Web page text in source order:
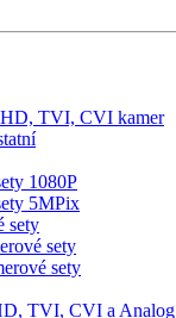
TVI, CVI kamer
1080P
5MPix
sety
sety
sety
TVI, CVI a Analog